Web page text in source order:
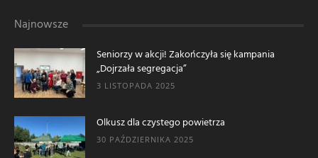
Najnowsze
Seniorzy w akcji! Zakończyła się kampania
„Dojrzała segregacja”
3 LISTOPADA 2025
Olkusz dla czystego powietrza
30 PAŹDZIERNIKA 2025